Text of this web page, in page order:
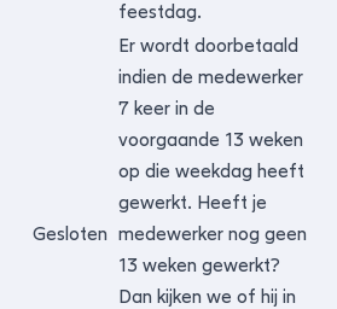
feestdag.
Gesloten
Er wordt doorbetaald
indien de medewerker
7 keer in de
voorgaande 13 weken
op die weekdag heeft
gewerkt. Heeft je
medewerker nog geen
13 weken gewerkt?
Dan kijken we of hij in